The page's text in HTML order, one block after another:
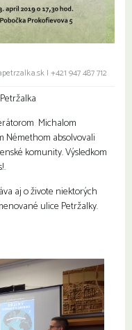
| +421 947 487 712
Michalom
Némethom absolvovali
komunity. Výsledkom
aj o živote niektorých
ulice Petržalky.